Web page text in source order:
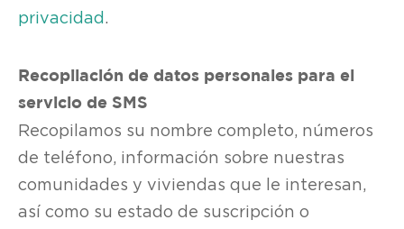
privacidad .
Recopilación de datos personales para el
servicio de SMS
Recopilamos su nombre completo, números
de teléfono, información sobre nuestras
comunidades y viviendas que le interesan,
así como su estado de suscripción o